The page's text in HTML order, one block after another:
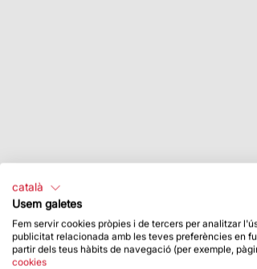
català
Usem galetes
Fem servir cookies pròpies i de tercers per analitzar
publicitat relacionada amb les teves preferències en
partir dels teus hàbits de navegació (per exemple,
cookies